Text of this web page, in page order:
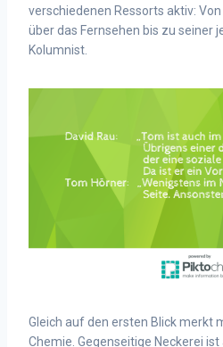
verschiedenen Ressorts aktiv:
über das Fernsehen bis zu seiner
Kolumnist.
Gleich auf den ersten Blick merkt
Chemie. Gegenseitige Neckerei